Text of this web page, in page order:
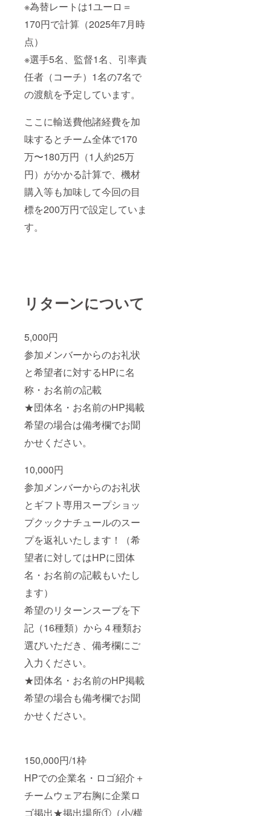
※為替レートは1ユーロ＝
170円で計算（2025年7月時
点）
※選手5名、監督1名、引率責
任者（コーチ）1名の7名で
の渡航を予定しています。
ここに輸送費他諸経費を加
味するとチーム全体で170
万〜180万円（1人約25万
円）がかかる計算で、機材
購入等も加味して今回の目
標を200万円で設定していま
す。
リターンについて
5,000円
参加メンバーからのお礼状
と希望者に対するHPに名
称・お名前の記載
★団体名・お名前のHP掲載
希望の場合は備考欄でお聞
かせください。
10,000円
参加メンバーからのお礼状
とギフト専用スープショッ
プクックナチュールのスー
プを返礼いたします！（希
望者に対してはHPに団体
名・お名前の記載もいたし
ます）
希望のリターンスープを下
記（16種類）から４種類お
選びいただき、備考欄にご
入力ください。
★団体名・お名前のHP掲載
希望の場合も備考欄でお聞
かせください。
150,000円/1枠
HPでの企業名・ロゴ紹介＋
チームウェア右胸に企業ロ
ゴ掲出★掲出場所①（小/横